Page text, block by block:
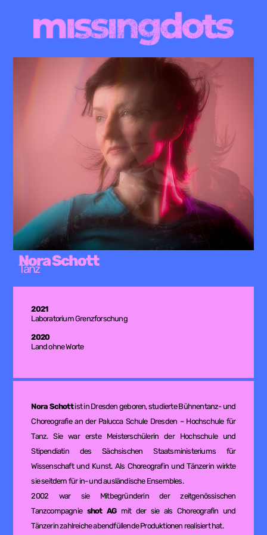
Nora Schott
Tanz
2021
Laboratorium Grenzforschung
2020
Land ohne Worte
Nora Schottist in Dresden geboren, studierte Bühnentanz- und
Choreografie an der Palucca Schule Dresden – Hochschule für
Tanz. Sie war erste Meisterschülerin der Hochschule und
Stipendiatin des Sächsischen Staatsministeriums für
Wissenschaft und Kunst. Als Choreografin und Tänzerin wirkte
sie seitdem für in- und ausländische Ensembles.
2002 war sie Mitbegründerin der zeitgenössischen
Tanzcompagnie shot AGmit der sie als Choreografin und
Tänzerin zahlreiche abendfüllende Produktionen realisiert hat.